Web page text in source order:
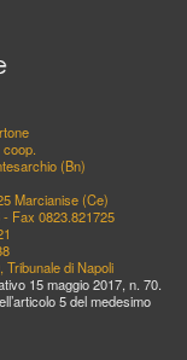
(Bn)
Marcianise (Ce)
Fax 0823.821725
Tribunale di Napoli
15 maggio 2017, n. 70.
5 del medesimo